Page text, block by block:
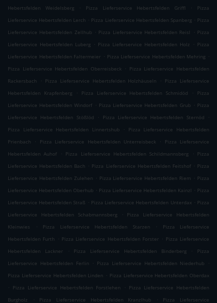
Hebertsfelden Weidelsberg
. Pizza Lieferservice Hebertsfelden Griffl .
Pizza
Lieferservice Hebertsfelden Lerch . Pizza Lieferservice Hebertsfelden Spanberg . Pizza
Lieferservice Hebertsfelden Zellhub . Pizza Lieferservice Hebertsfelden Reisl . Pizza
Lieferservice Hebertsfelden Luberg . Pizza Lieferservice Hebertsfelden Holz . Pizza
Lieferservice Hebertsfelden Faltermeier . Pizza Lieferservice Hebertsfelden Mehring .
Pizza Lieferservice Hebertsfelden Oberreisbeck . Pizza Lieferservice Hebertsfelden
Rackersbach
. Pizza Lieferservice Hebertsfelden Holzhäuseln . Pizza Lieferservice
Hebertsfelden Krapfenberg
. Pizza Lieferservice Hebertsfelden Schmidöd .
Pizza
Lieferservice Hebertsfelden Windorf . Pizza Lieferservice Hebertsfelden Grub . Pizza
Lieferservice Hebertsfelden Stößlöd
. Pizza Lieferservice Hebertsfelden Sternöd
.
Pizza Lieferservice Hebertsfelden Linnertshub
.
Pizza Lieferservice Hebertsfelden
Prienbach
. Pizza Lieferservice Hebertsfelden Unterreisbeck .
Pizza Lieferservice
Hebertsfelden Auhof
. Pizza Lieferservice Hebertsfelden Schildmannsberg . Pizza
Lieferservice Hebertsfelden Bach . Pizza Lieferservice Hebertsfelden Feitshof . Pizza
Lieferservice Hebertsfelden Zulehen . Pizza Lieferservice Hebertsfelden Riem . Pizza
Lieferservice Hebertsfelden Oberhub . Pizza Lieferservice Hebertsfelden Kainzl . Pizza
Lieferservice Hebertsfelden Straß . Pizza Lieferservice Hebertsfelden Unterdax . Pizza
Lieferservice Hebertsfelden Schabmannsberg
.
Pizza Lieferservice Hebertsfelden
Kleinwies
. Pizza Lieferservice Hebertsfelden Starzen .
Pizza Lieferservice
Hebertsfelden Furth
. Pizza Lieferservice Hebertsfelden Forster . Pizza Lieferservice
Hebertsfelden Lackner
. Pizza Lieferservice Hebertsfelden Binderberg .
Pizza
Lieferservice Hebertsfelden Ferlin
. Pizza Lieferservice Hebertsfelden Niederhub
.
Pizza Lieferservice Hebertsfelden Linden . Pizza Lieferservice Hebertsfelden Oberdax
. Pizza Lieferservice Hebertsfelden Forstlehen . Pizza Lieferservice Hebertsfelden
Burgholz
. Pizza Lieferservice Hebertsfelden Kranzlhub .
Pizza Lieferservice